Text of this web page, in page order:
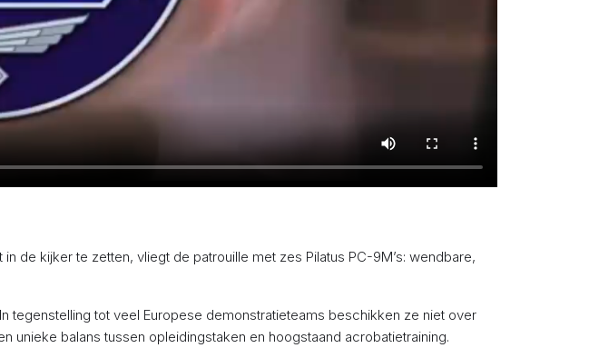
de kijker te zetten, vliegt de patrouille met zes Pilatus PC-9M’s: wendbare,
tegenstelling tot veel Europese demonstratieteams beschikken ze niet over
balans tussen opleidingstaken en hoogstaand acrobatietraining.